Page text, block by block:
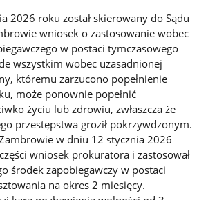
2026 roku został skierowany do Sądu
wniosek o zastosowanie wobec
w postaci tymczasowego
wszystkim wobec uzasadnionej
któremu zarzucono popełnienie
może ponownie popełnić
życiu lub zdrowiu, zwłaszcza że
przestępstwa groził pokrzywdzonym.
w dniu 12 stycznia 2026
wniosek prokuratora i zastosował
środek zapobiegawczy w postaci
na okres 2 miesięcy.